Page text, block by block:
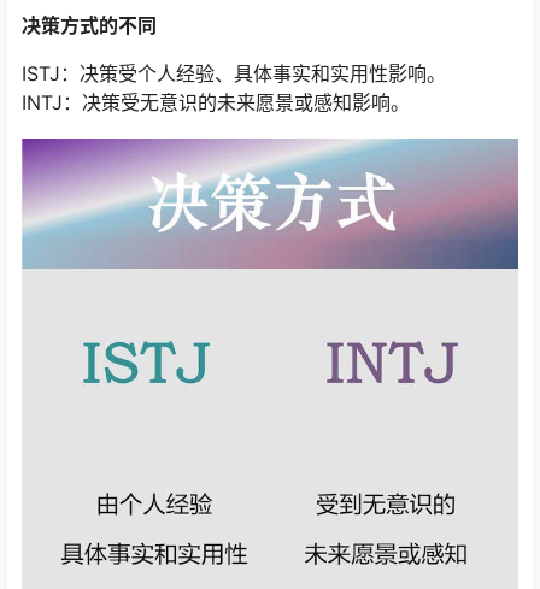
决策方式的不同
ISTJ：决策受个人经验、具体事实和实用性影响。
INTJ：决策受无意识的未来愿景或感知影响。